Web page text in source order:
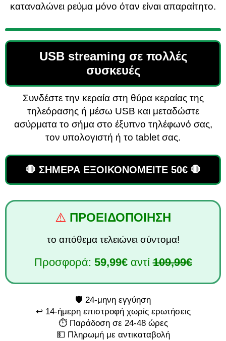
καταναλώνει ρεύμα μόνο όταν είναι απαραίτητο.
USB streaming σε πολλές
συσκευές
Συνδέστε την κεραία στη θύρα κεραίας της
τηλεόρασης ή μέσω USB και μεταδώστε
ασύρματα το σήμα στο έξυπνο τηλέφωνό σας,
τον υπολογιστή ή το tablet σας.
🛑 ΣΗΜΕΡΑ ΕΞΟΙΚΟΝΟΜΕΙΤΕ 50€ 🛑
⚠️ ΠΡΟΕΙΔΟΠΟΙΗΣΗ
το απόθεμα τελειώνει σύντομα!
Προσφορά: 59,99€ αντί109,99€
🛡️ 24-μηνη εγγύηση
↩️ 14-ήμερη επιστροφή χωρίς ερωτήσεις
⏱️ Παράδοση σε 24-48 ώρες
💵 Πληρωμή με αντικαταβολή